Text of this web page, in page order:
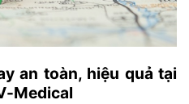
an toàn, hiệu quả tại
Medical